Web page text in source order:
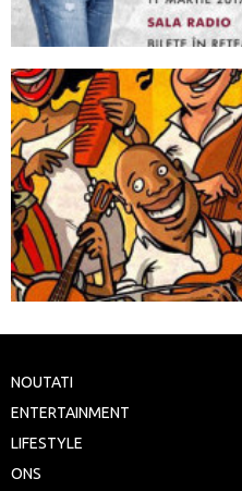
NOUTATI
ENTERTAINMENT
LIFESTYLE
ONS